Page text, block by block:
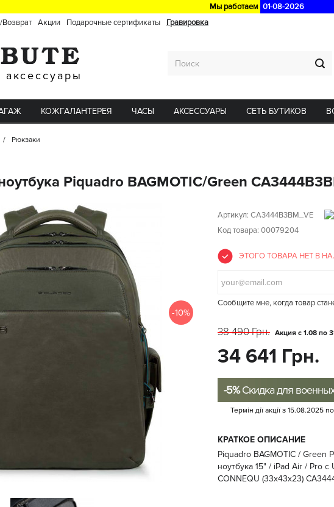
Мы работаем 01-08-2026
Акции Подарочные сертификаты Гравировка
КОЖГАЛАНТЕРЕЯ ЧАСЫ АКСЕССУАРЫ СЕТЬ БУТИКОВ
Рюкзаки
Piquadro BAGMOTIC/Green
-10%
Артикул: CA3444B3BM_VE
Код товара: 00079204
ЭТОГО ТОВАРА НЕТ В
Сообщите мне, когда товар
38 490 Грн. Акция с 1.08 по
34 641 Грн.
-5%Скидка для
Термін дії акції з 15.08.2025 по
КРАТКОЕ ОПИСАНИЕ
Piquadro BAGMOTIC / Green
ноутбука 15" / iPad Air / Pro
CONNEQU (33x43x23)